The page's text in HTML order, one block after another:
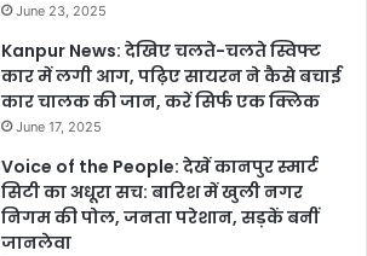
June 23, 2025
Kanpur News: देखिए चलते-चलते स्विफ्ट
कार में लगी आग, पढ़िए सायरन ने कैसे बचाई
कार चालक की जान, करें सिर्फ एक क्लिक
June 17, 2025
Voice of the People: देखें कानपुर स्मार्ट
सिटी का अधूरा सच: बारिश में खुली नगर
निगम की पोल, जनता परेशान, सड़कें बनीं
जानलेवा